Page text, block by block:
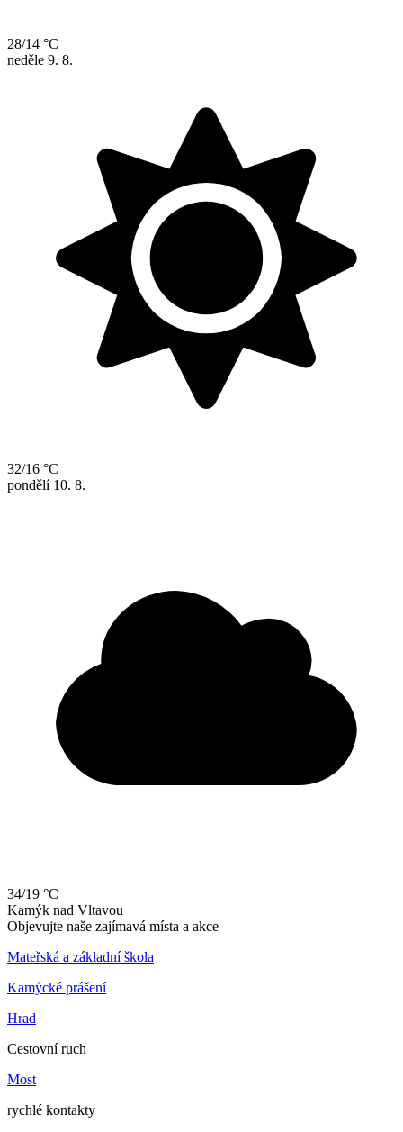
28/14 °C
neděle 9. 8.
32/16 °C
pondělí 10. 8.
34/19 °C
Kamýk nad Vltavou
Objevujte naše zajímavá místa a akce
Mateřská a základní škola
Kamýcké prášení
Hrad
Cestovní ruch
Most
rychlé kontakty